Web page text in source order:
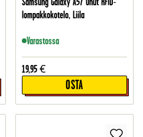
lompakkokotelo, Liila
Varastossa
19,95 €
OSTA